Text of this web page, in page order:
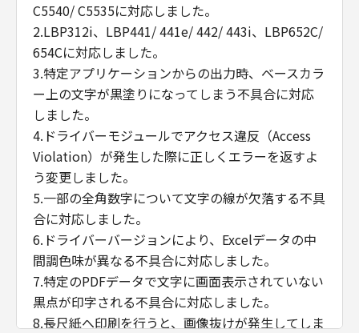
C5540/ C5535に対応しました。
2.LBP312i、LBP441/ 441e/ 442/ 443i、LBP652C/
654Cに対応しました。
3.特定アプリケーションからの出力時、ベースカラ
ー上の文字が黒塗りになってしまう不具合に対応
しました。
4.ドライバーモジュールでアクセス違反（Access
Violation）が発生した際に正しくエラーを返すよ
う変更しました。
5.一部の全角数字について文字の線が欠落する不具
合に対応しました。
6.ドライバーバージョンにより、Excelデータの中
間調色味が異なる不具合に対応しました。
7.特定のPDFデータで文字に画面表示されていない
黒点が印字される不具合に対応しました。
8.長尺紙へ印刷を行うと、画像抜けが発生してしま